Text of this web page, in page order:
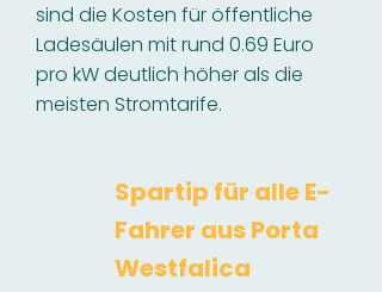
sind die Kosten für öffentliche
Ladesäulen mit rund 0.69 Euro
pro kW deutlich höher als die
meisten Stromtarife.
Spartip für alle E-
Fahrer aus Porta
Westfalica